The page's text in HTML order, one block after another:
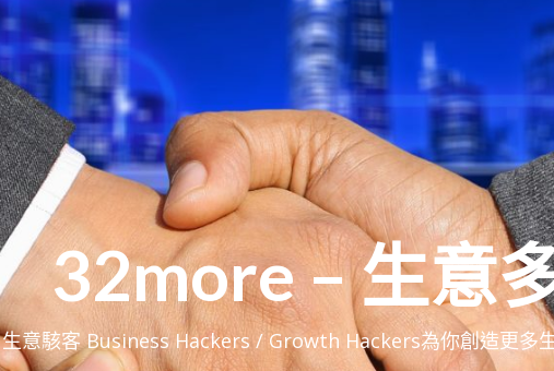
32more – 生意
生意駭客 Business Hackers / Growth Hackers為你創造更多